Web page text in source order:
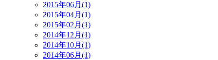
2015年06月(1)
2015年04月(1)
2015年02月(1)
2014年12月(1)
2014年10月(1)
2014年06月(1)